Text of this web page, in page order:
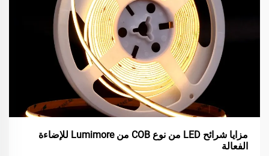
مزايا شرائح LED من نوع COB من Lumimore للإضاءة
الفعالة